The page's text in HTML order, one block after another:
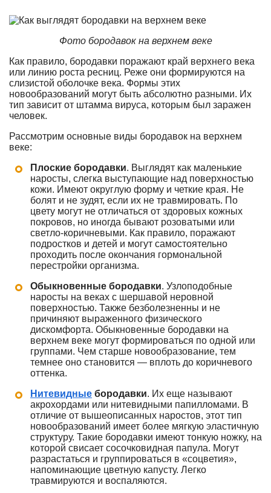
Фото бородавок на верхнем веке
Как правило, бородавки поражают край верхнего века
или линию роста ресниц. Реже они формируются на
слизистой оболочке века. Формы этих
новообразований могут быть абсолютно разными. Их
тип зависит от штамма вируса, которым был заражен
человек.
Рассмотрим основные виды бородавок на верхнем
веке:
Плоские бородавки. Выглядят как маленькие
наросты, слегка выступающие над поверхностью
кожи. Имеют округлую форму и четкие края. Не
болят и не зудят, если их не травмировать. По
цвету могут не отличаться от здоровых кожных
покровов, но иногда бывают розоватыми или
светло-коричневыми. Как правило, поражают
подростков и детей и могут самостоятельно
проходить после окончания гормональной
перестройки организма.
Обыкновенные бородавки. Узлоподобные
наросты на веках с шершавой неровной
поверхностью. Также безболезненны и не
причиняют выраженного физического
дискомфорта. Обыкновенные бородавки на
верхнем веке могут формироваться по одной или
группами. Чем старше новообразование, тем
темнее оно становится — вплоть до коричневого
оттенка.
Нитевидные бородавки. Их еще называют
акрохордами или нитевидными папилломами. В
отличие от вышеописанных наростов, этот тип
новообразований имеет более мягкую эластичную
структуру. Такие бородавки имеют тонкую ножку, на
которой свисает сосочковидная папула. Могут
разрастаться и группироваться в «соцветия»,
напоминающие цветную капусту. Легко
травмируются и воспаляются.